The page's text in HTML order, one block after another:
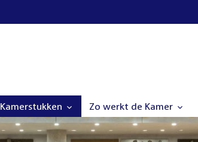
Kamerstukken Zo werkt de Kamer